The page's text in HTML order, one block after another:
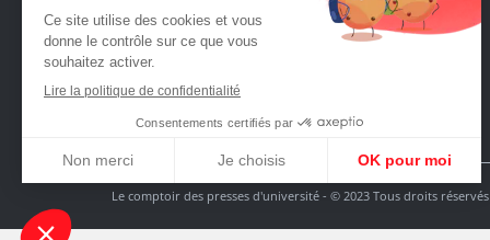
Le comptoir des presses d'université - © 2023 Tous droits réservés